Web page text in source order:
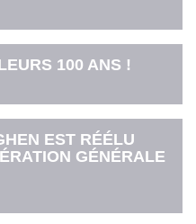
100 ANS !
EST RÉÉLU
GÉNÉRALE